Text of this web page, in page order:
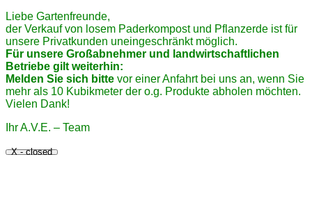
Liebe Gartenfreunde,
der Verkauf von losem Paderkompost und Pflanzerde ist für
unsere Privatkunden uneingeschränkt möglich.
Für unsere Großabnehmer und landwirtschaftlichen
Betriebe gilt weiterhin:
Melden Sie sich bitte vor einer Anfahrt bei uns an, wenn Sie
mehr als 10 Kubikmeter der o.g. Produkte abholen möchten.
Vielen Dank!
Ihr A.V.E. – Team
X - closed